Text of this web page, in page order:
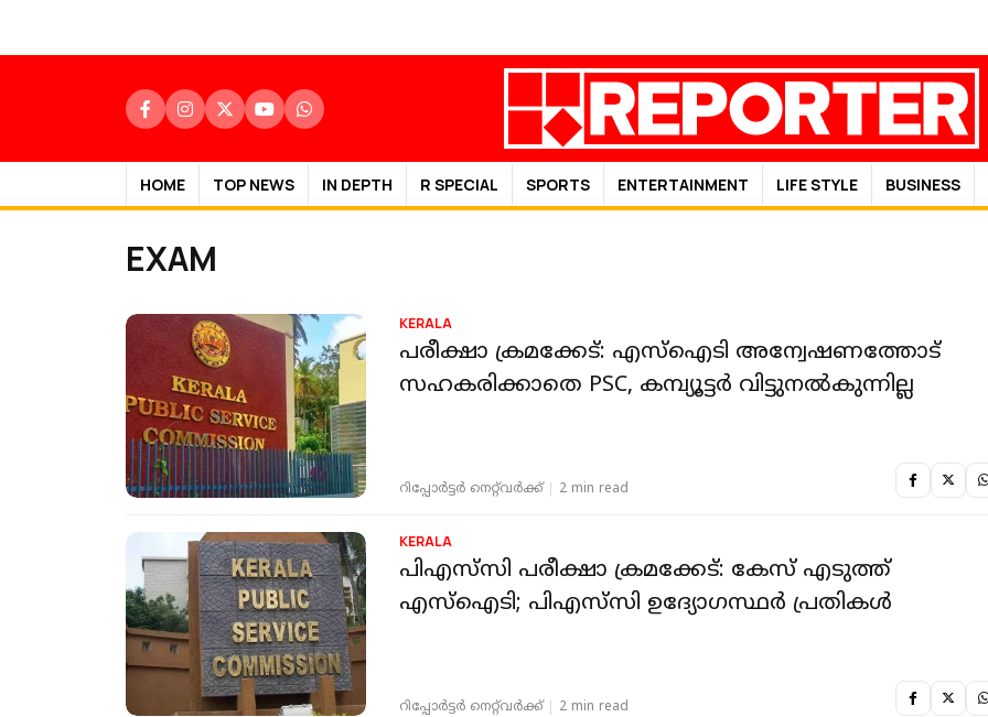
HOME TOP NEWS IN DEPTH R SPECIAL SPORTS ENTERTAINMENT LIFE STYLE BUSINESS
EXAM
KERALA
പരീക്ഷാ ക്രമക്കേട്: എസ്‌ഐടി അന്വേഷണത്തോട്
സഹകരിക്കാതെ PSC, കമ്പ്യൂട്ടര്‍ വിട്ടുനല്‍കുന്നില്ല
റിപ്പോർട്ടർ നെറ്റ്‌വര്‍ക്ക്‌ 2 min read
KERALA
പിഎസ്‌സി പരീക്ഷാ ക്രമക്കേട്: കേസ് എടുത്ത്
എസ്‌ഐടി; പിഎസ്‌സി ഉദ്യോഗസ്ഥർ പ്രതികൾ
റിപ്പോർട്ടർ നെറ്റ്‌വര്‍ക്ക്‌ 2 min read